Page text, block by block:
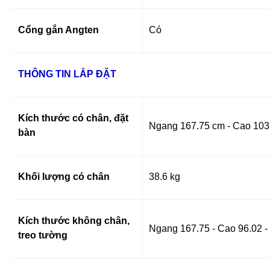
Cổng gắn Angten Có
THÔNG TIN LẮP ĐẶT
Kích thước có chân, đặt
bàn
Ngang 167.75 cm - Cao
Khối lượng có chân 38.6 kg
Kích thước không chân,
treo tường
Ngang 167.75 - Cao 96.02